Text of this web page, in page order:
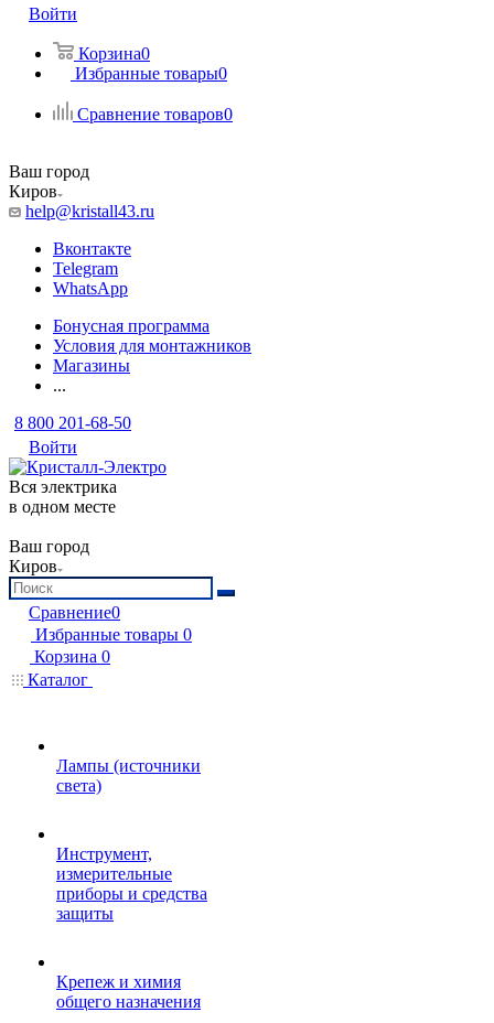
Войти
Корзина0
Избранные товары0
Сравнение товаров0
Ваш город
Киров
help@kristall43.ru
Вконтакте
Telegram
WhatsApp
Бонусная программа
Условия для монтажников
Магазины
...
8 800 201-68-50
Войти
Вся электрика
в одном месте
Ваш город
Киров
Сравнение0
Избранные товары 0
Корзина 0
Каталог
Лампы (источники
света)
Инструмент,
измерительные
приборы и средства
защиты
Крепеж и химия
общего назначения